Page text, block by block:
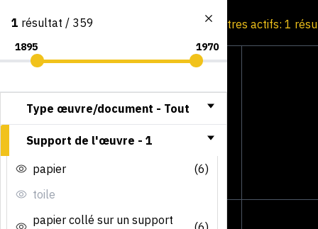
Consultation par image Filtres actifs: 1
1 résultat / 359
Type œuvre/document - Tout
Support de l'œuvre - 1
papier
(6)
toile
papier collé sur un support